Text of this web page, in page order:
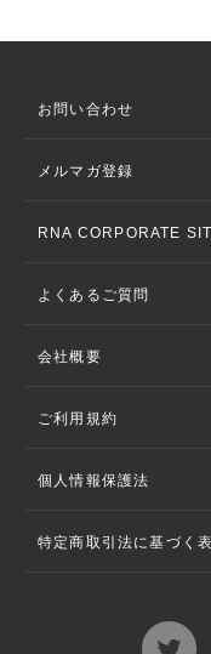
お問い合わせ
メルマガ登録
RNA CORPORATE
よくあるご質問
会社概要
ご利用規約
個人情報保護法
特定商取引法に基づく